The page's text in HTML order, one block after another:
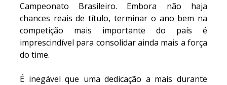
Campeonato Brasileiro. Embora não haja
chances reais de título, terminar o ano bem na
competição mais importante do país é
imprescindível para consolidar ainda mais a força
do time.
É inegável que uma dedicação a mais durante